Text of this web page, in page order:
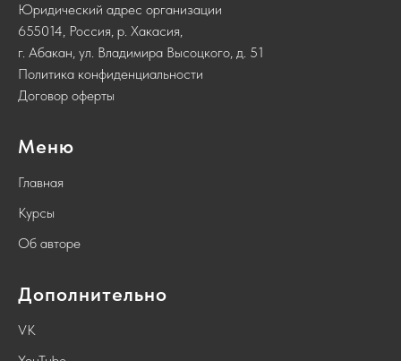
Юридический адрес организации
655014, Россия, р. Хакасия,
г. Абакан, ул. Владимира Высоцкого, д. 51
Политика конфиденциальности
Договор оферты
Меню
Главная
Курсы
Об авторе
Дополнительно
VK